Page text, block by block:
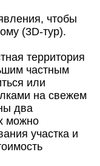
чтобы
(3D-тур).
территория
частным
или
на свежем
два
можно
участка и